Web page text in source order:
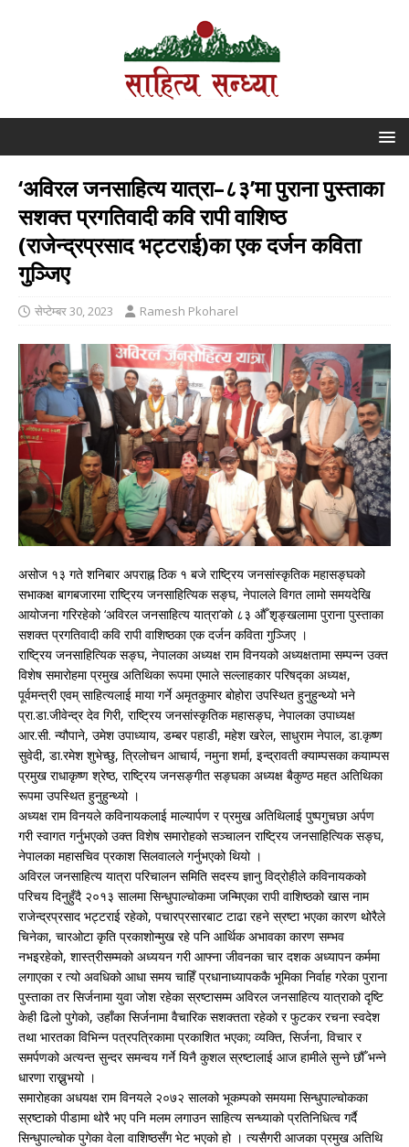
‘अविरल जनसाहित्य यात्रा–८३’मा पुराना पुस्ताका
सशक्त प्रगतिवादी कवि रापी वाशिष्ठ
(राजेन्द्रप्रसाद भट्टराई)का एक दर्जन कविता
गुञ्जिए
सेप्टेम्बर 30, 2023 Ramesh Pkoharel
असोज १३ गते शनिबार अपराह्न ठिक १ बजे राष्ट्रिय जनसांस्कृतिक महासङ्घको
सभाकक्ष बागबजारमा राष्ट्रिय जनसाहित्यिक सङ्घ, नेपालले विगत लामो समयदेखि
आयोजना गरिरहेको ‘अविरल जनसाहित्य यात्रा’को ८३ औँ शृङ्खलामा पुराना पुस्ताका
सशक्त प्रगतिवादी कवि रापी वाशिष्ठका एक दर्जन कविता गुञ्जिए ।
राष्ट्रिय जनसाहित्यिक सङ्घ, नेपालका अध्यक्ष राम विनयको अध्यक्षतामा सम्पन्न उक्त
विशेष समारोहमा प्रमुख अतिथिका रूपमा एमाले सल्लाहकार परिषद्का अध्यक्ष,
पूर्वमन्त्री एवम् साहित्यलाई माया गर्ने अमृतकुमार बोहोरा उपस्थित हुनुहुन्थ्यो भने
प्रा.डा.जीवेन्द्र देव गिरी, राष्ट्रिय जनसांस्कृतिक महासङ्घ, नेपालका उपाध्यक्ष
आर.सी. न्यौपाने, उमेश उपाध्याय, डम्बर पहाडी, महेश खरेल, साधुराम नेपाल, डा.कृष्ण
सुवेदी, डा.रमेश शुभेच्छु, त्रिलोचन आचार्य, नमुना शर्मा, इन्द्रावती क्याम्पसका कयाम्पस
प्रमुख राधाकृष्ण श्रेष्ठ, राष्ट्रिय जनसङ्गीत सङ्घका अध्यक्ष बैकुण्ठ महत अतिथिका
रूपमा उपस्थित हुनुहुन्थ्यो ।
अध्यक्ष राम विनयले कविनायकलाई माल्यार्पण र प्रमुख अतिथिलाई पुष्पगुचछा अर्पण
गरी स्वागत गर्नुभएको उक्त विशेष समारोहको सञ्चालन राष्ट्रिय जनसाहित्यिक सङ्घ,
नेपालका महासचिव प्रकाश सिलवालले गर्नुभएको थियो ।
अविरल जनसाहित्य यात्रा परिचालन समिति सदस्य ज्ञानु विद्रोहीले कविनायकको
परिचय दिनुहुँदै २०१३ सालमा सिन्धुपाल्चोकमा जन्मिएका रापी वाशिष्ठको खास नाम
राजेन्द्रप्रसाद भट्टराई रहेको, पचारप्रसारबाट टाढा रहने स्रष्टा भएका कारण थोरैले
चिनेका, चारओटा कृति प्रकाशोन्मुख रहे पनि आर्थिक अभावका कारण सम्भव
नभइरहेको, शास्त्रीसम्मको अध्ययन गरी आफ्ना जीवनका चार दशक अध्यापन कर्ममा
लगाएका र त्यो अवधिको आधा समय चाहिँ प्रधानाध्यापककै भूमिका निर्वाह गरेका पुराना
पुस्ताका तर सिर्जनामा युवा जोश रहेका स्रष्टासम्म अविरल जनसाहित्य यात्राको दृष्टि
केही ढिलो पुगेको, उहाँका सिर्जनामा वैचारिक सशक्तता रहेको र फुटकर रचना स्वदेश
तथा भारतका विभिन्न पत्रपत्रिकामा प्रकाशित भएका; व्यक्ति, सिर्जना, विचार र
समर्पणको अत्यन्त सुन्दर समन्वय गर्ने यिनै कुशल स्रष्टालाई आज हामीले सुन्ने छौँ भन्ने
धारणा राख्नुभयो ।
समारोहका अधयक्ष राम विनयले २०७२ सालको भूकम्पको समयमा सिन्धुपाल्चोकका
स्रष्टाको पीडामा थोरै भए पनि मलम लगाउन साहित्य सन्ध्याको प्रतिनिधित्व गर्दै
सिन्धुपाल्चोक पुगेका वेला वाशिष्ठसँग भेट भएको हो । त्यसैगरी आजका प्रमुख अतिथि